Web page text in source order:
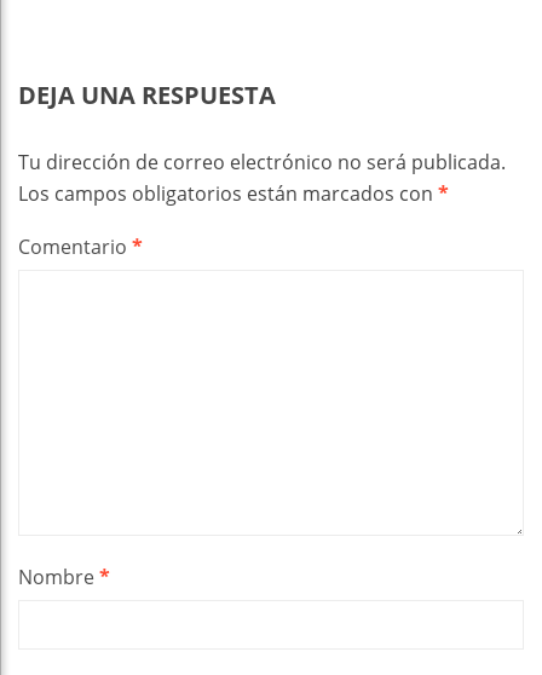
DEJA UNA RESPUESTA
Tu dirección de correo electrónico no será publicada.
Los campos obligatorios están marcados con *
Comentario *
Nombre*